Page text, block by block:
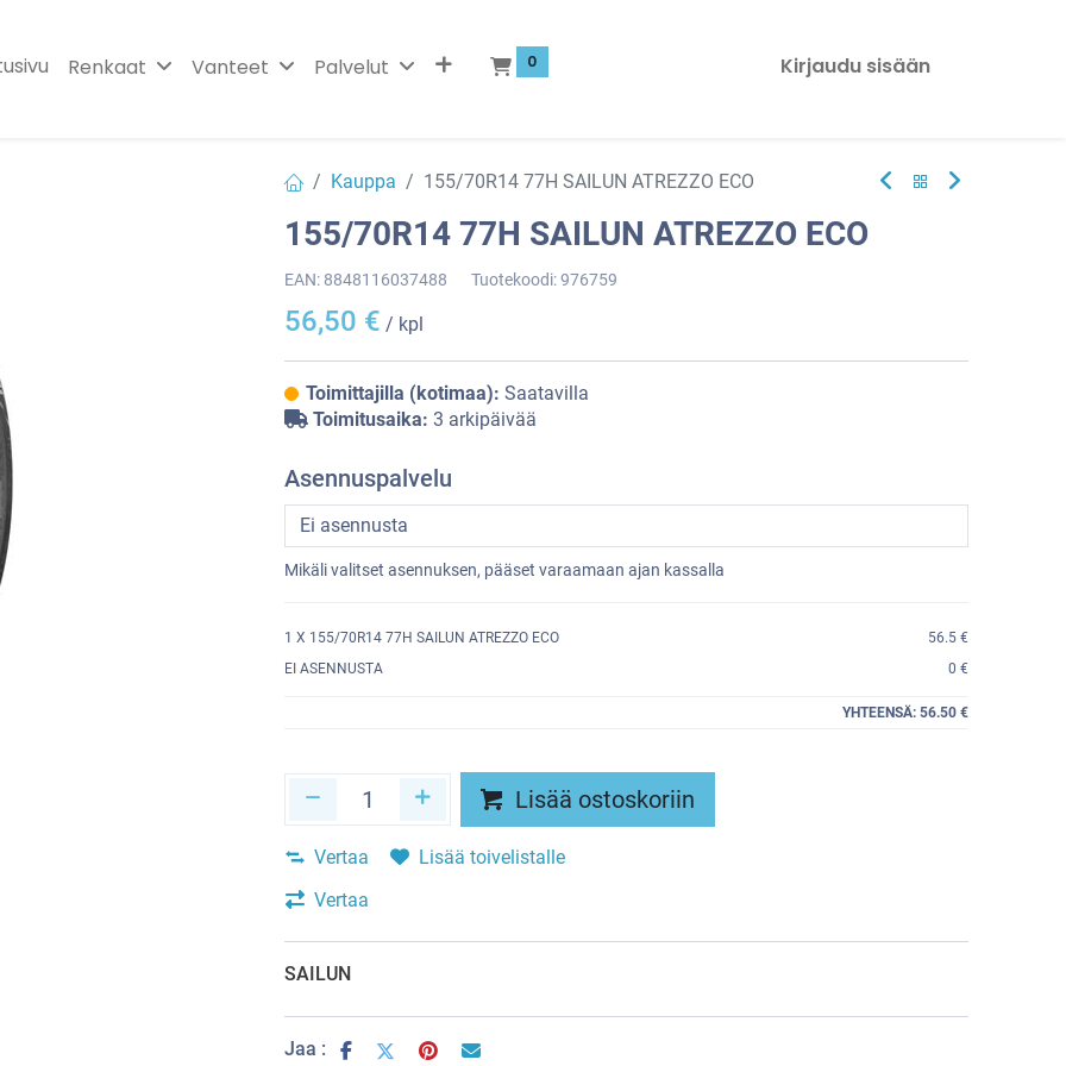
Renkaat Vanteet Palvelut 0 Kirjaudu sisään
Kauppa 155/70R14 77H SAILUN ATREZZO ECO
155/70R14 77H SAILUN ATREZZO ECO
EAN: 8848116037488 Tuotekoodi:976759
56,50 € / kpl
Toimittajilla (kotimaa): Saatavilla
Toimitusaika: 3 arkipäivää
Asennuspalvelu
Mikäli valitset asennuksen, pääset varaamaan ajan kassalla
1 X 155/70R14 77H SAILUN ATREZZO ECO
56.5 €
EI ASENNUSTA
0 €
YHTEENSÄ: 56.50 €
Lisää ostoskoriin
Vertaa
Lisää toivelistalle
Vertaa
SAILUN
Jaa :